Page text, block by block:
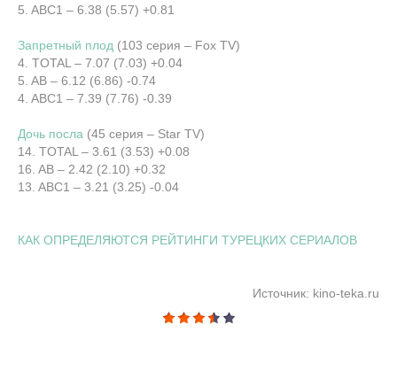
5. ABC1 – 6.38 (5.57) +0.81
Запретный плод (103 серия – Fox TV)
4. TOTAL – 7.07 (7.03) +0.04
5. AB – 6.12 (6.86) -0.74
4. ABC1 – 7.39 (7.76) -0.39
Дочь посла (45 серия – Star TV)
14. TOTAL – 3.61 (3.53) +0.08
16. AB – 2.42 (2.10) +0.32
13. ABC1 – 3.21 (3.25) -0.04
КАК ОПРЕДЕЛЯЮТСЯ РЕЙТИНГИ ТУРЕЦКИХ СЕРИАЛОВ
Источник: kino-teka.ru